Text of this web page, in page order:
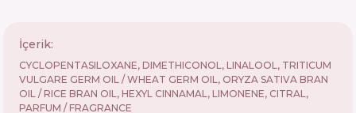
İçerik:
CYCLOPENTASILOXANE, DIMETHICONOL, LINALOOL, TRITICUM
VULGARE GERM OIL / WHEAT GERM OIL, ORYZA SATIVA BRAN
OIL / RICE BRAN OIL, HEXYL CINNAMAL, LIMONENE, CITRAL,
PARFUM / FRAGRANCE